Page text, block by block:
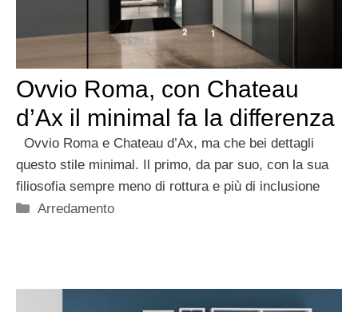
Ovvio Roma, con Chateau
d’Ax il minimal fa la differenza
Ovvio Roma e Chateau d’Ax, ma che bei dettagli
questo stile minimal. Il primo, da par suo, con la sua
filiosofia sempre meno di rottura e più di inclusione
Categorie
Arredamento